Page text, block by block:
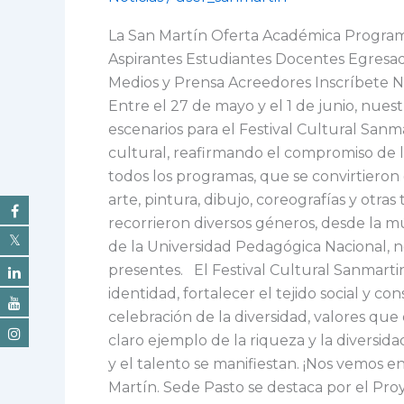
La San Martín Oferta Académica
Aspirantes Estudiantes Docentes
Medios y Prensa Acreedores Inscríbete
Entre el 27 de mayo y el 1 de junio,
escenarios para el Festival Cultural
cultural, reafirmando el compromiso de
todos los programas, que se
arte, pintura, dibujo, coreografías y
recorrieron diversos géneros, desde la
de la Universidad Pedagógica
presentes. El Festival Cultural
identidad, fortalecer el tejido social y
celebración de la diversidad, valores
claro ejemplo de la riqueza y la
y el talento se manifiestan. ¡Nos vemos
Martín. Sede Pasto se destaca por el
nos
cautivó
con
su
ritmo
y
color!